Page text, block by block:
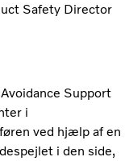
Safety Director
Support
i
ved hjælp af en
i den side,